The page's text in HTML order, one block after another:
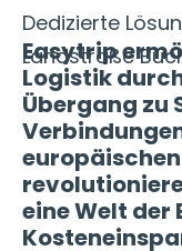
Dedizierte
Landstraße
Easytrip
Logistik
Übergang zu
eine Welt der